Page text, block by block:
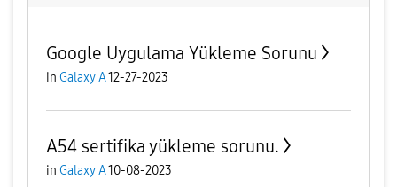
Google Uygulama Yükleme Sorunu
in Galaxy A12-27-2023
A54 sertifika yükleme sorunu.
in Galaxy A10-08-2023